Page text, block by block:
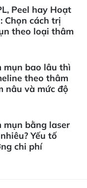
Peel hay Hoạt
Chọn cách trị
theo loại thâm
mụn bao lâu thì
theo thâm
nâu và mức độ
mụn bằng laser
Yếu tố
chi phí